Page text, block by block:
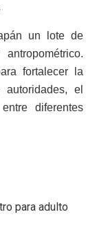
un lote de
fortalecer la
el
diferentes
para adulto